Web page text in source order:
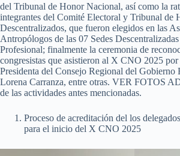
del Tribunal de Honor Nacional, así como la
integrantes del Comité Electoral y Tribunal de
Descentralizados, que fueron elegidos en las
Antropólogos de las 07 Sedes
Profesional; finalmente la ceremonia de
congresistas que asistieron al X CNO 2025
Presidenta del Consejo Regional del Gobierno
Lorena Carranza, entre otras. VER FOTOS
de las actividades antes mencionadas.
Proceso de acreditación del los
para el inicio del X CNO 2025